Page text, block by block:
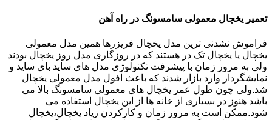
تعمیر یخچال معمولی سامسونگ در راه آهن
فراموش نشدنی ترین مدل یخچال فریزرها همین مدل معمولی
یخچال یا یخچال تک در هستند که در روزگاری مدل روز یخچال بودند
ولی به مرور زمان با پیشرفت تکنولوژی مدل های ساید بای ساید و
نمایشگردار وارد بازار شدند که باعث افول مدل معمولی یخچال
شد.ولی چون طول عمر یخچال های معمولی سامسونگ بالا می
باشد هنوز در بسیاری از خانه ها از این یخچال استفاده می
شود.ممکن است به مرور زمان و کارکردن زیاد یخچال،یخچال